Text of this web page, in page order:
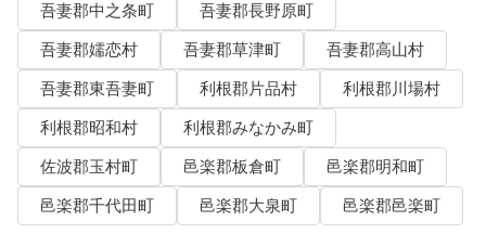
吾妻郡中之条町
吾妻郡長野原町
吾妻郡嬬恋村
吾妻郡草津町
吾妻郡高山村
吾妻郡東吾妻町
利根郡片品村
利根郡川場村
利根郡昭和村
利根郡みなかみ町
佐波郡玉村町
邑楽郡板倉町
邑楽郡明和町
邑楽郡千代田町
邑楽郡大泉町 邑楽郡邑楽町